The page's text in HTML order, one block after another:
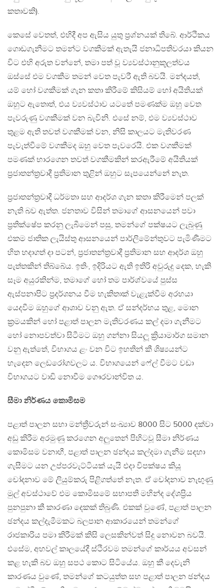
කතාවකි).
කෙසේ වෙතත්, එහිදී අප ඇසිය යුතු ප්‍රශ්නයක් තිබේ. ආර්ථිකය
ගොඩගැනීමට තමන්ට වගකීමක් ඇතැයි ජනාධිපතිවරයා කියන
විට එහි අරුත වන්නේ, තමා පත් වූ ව්‍යවස්ථානුකූලත්වය
ඔස්සේ එම වගකීම තමන් වෙත පැවරී ඇති බවයි. මන්දයත්,
යම් හෝ වගකීමක් ගැන කතා කිරීමේ කිසියම් හෝ අයිතියක්
ඔහුට ඇතොත්, එය ව්‍යවස්ථාව යටතේ පමණක්ම ඔහු වෙත
පැවරුණු වගකීමක් වන බැවිනි. එසේ නම්, එම ව්‍යවස්ථාව
තුළම ඇති තවත් වගකීමක් වන, නිසි කාලයට මැතිවරණ
පැවැත්වීමේ වගකීමද ඔහු වෙත පැවරෙයි. එක වගකීමක්
පමණක් භාරගෙන තවත් වගකීමකින් කරඇරීමේ අයිතියක්
ප්‍රජාතන්ත්‍රවාදී ප්‍රතිමාන තුළින් ඔහුට සැපයෙන්නේ නැත.
ප්‍රජාතන්ත්‍රවාදී ධර්මතා සහ ආදර්ශ ගැන කතා කිරීමෙන් පලක්
නැති බව ඇත්ත. ජනතාව විසින් තමාගේ ආසනයෙන් පවා
ප්‍රතික්ෂේප කරනු ලැබීමෙන් පසු, තමන්ගේ පක්ෂයට ලැබුණු
එකම ජාතික ලැයිස්තු ආසනයෙන් පාර්ලිමේන්තුවට පැමිණීමට
හිත හදාගත් දා පටන්, ප්‍රජාතන්ත්‍රවාදී ප්‍රතිමාන සහ ආදර්ශ ඔහු
පැත්තකින් තිබ්බේය. ඉතිං, ඉදිරියට ඇති ඉතිරි අවුරුදු දෙක, හැකි
සෑම අයුරකින්ම, තමාගේ හෝ තම පාර්ශ්වයේ පුස්ස
ඇස්පනාපිට ප්‍රදර්ශනය වීම හැකිතාක් වැළැක්වීම අරභයා
යෙදවීම ඔහුගේ ආශාව වනු ඇත. ඒ සන්දර්භය තුළ, මොන
ක්‍රමයකින් හෝ පළාත් පාලන මැතිවරණය කල් දමා ගැනීමට
හෝ නොපවත්වා සිටීමට ඔහු ගන්නා සියලූ ක්‍රියාමාර්ග සමාන
වනු ඇත්තේ, විභාගය ළං වන විට ඉහතින් කී ශිෂ්‍යයන්ට
හැදෙන ලෙඩරෝගවලට ය. විභාගයෙන් ෆේල් වීමට වඩා
විභාගයට වාඩි නොවීම ගෞරවාන්විත ය.
සීමා නිර්ණය කොමිසම
පළාත් පාලන සභා මන්ත්‍රීවරුන් සංඛ්‍යාව 8000 සිට 5000 දක්වා
අඩු කිරීම අරමුණු කරගෙන අලුතෙන් පිහිටවූ සීමා නිර්ණය
කොමිසම වනාහී, පළාත් පාලන ඡන්දය කල්දමා ගැනීම සඳහා
ගැසීමට යන උප්පරවැට්ටියක් යැයි එදා විපක්ෂය කියූ
චෝදනාව මේ ලියුම්කරු පිළිගත්තේ නැත. ඒ චෝදනාව නැඟුණු
මුල් අවස්ථාවේ එම කොමිසමේ සභාපති මහින්ද දේශප්‍රිය
පුනපුනා කී කාරණා දෙකක් තිබුණි. එකක් වුණේ, පළාත් පාලන
ඡන්දය කල්දැමීමකට බලපාන ආකාරයෙන් තමන්ගේ
රාජකාරිය පමා කිරීමක් කිසි ලෙසකින්වත් සිදු නොවන බවයි.
එසේම, අහවල් කාලයේදී ස්ථිරවම තමන්ගේ කාර්යය අවසන්
කළ හැකි බව ඔහු සපථ කොට සිටියේය. ඔහු කී දෙවැනි
කාරණය වුණේ, තමන්ගේ කටයුත්ත සහ පළාත් පාලන ඡන්දය